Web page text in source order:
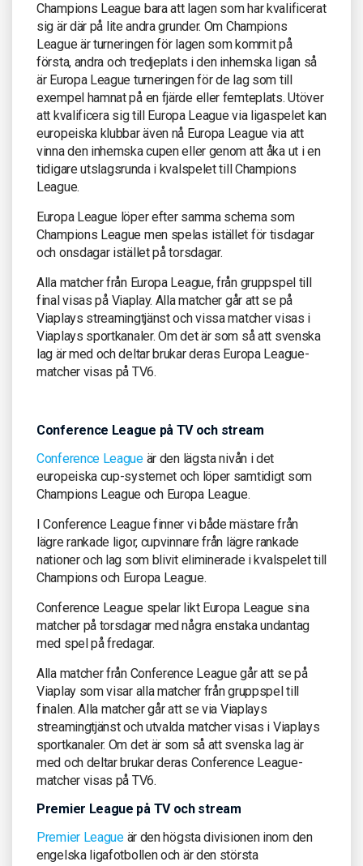
Champions League bara att lagen som har kvalificerat
sig är där på lite andra grunder. Om Champions
League är turneringen för lagen som kommit på
första, andra och tredjeplats i den inhemska ligan så
är Europa League turneringen för de lag som till
exempel hamnat på en fjärde eller femteplats. Utöver
att kvalificera sig till Europa League via ligaspelet kan
europeiska klubbar även nå Europa League via att
vinna den inhemska cupen eller genom att åka ut i en
tidigare utslagsrunda i kvalspelet till Champions
League.
Europa League löper efter samma schema som
Champions League men spelas istället för tisdagar
och onsdagar istället på torsdagar.
Alla matcher från Europa League, från gruppspel till
final visas på Viaplay. Alla matcher går att se på
Viaplays streamingtjänst och vissa matcher visas i
Viaplays sportkanaler. Om det är som så att svenska
lag är med och deltar brukar deras Europa League-
matcher visas på TV6.
Conference League på TV och stream
Conference Leagueär den lägsta nivån i det
europeiska cup-systemet och löper samtidigt som
Champions League och Europa League.
I Conference League finner vi både mästare från
lägre rankade ligor, cupvinnare från lägre rankade
nationer och lag som blivit eliminerade i kvalspelet till
Champions och Europa League.
Conference League spelar likt Europa League sina
matcher på torsdagar med några enstaka undantag
med spel på fredagar.
Alla matcher från Conference League går att se på
Viaplay som visar alla matcher från gruppspel till
finalen. Alla matcher går att se via Viaplays
streamingtjänst och utvalda matcher visas i Viaplays
sportkanaler. Om det är som så att svenska lag är
med och deltar brukar deras Conference League-
matcher visas på TV6.
Premier League på TV och stream
Premier Leagueär den högsta divisionen inom den
engelska ligafotbollen och är den största